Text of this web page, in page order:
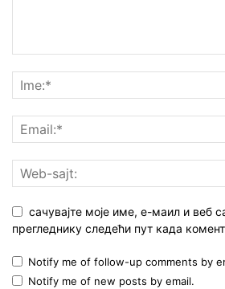
сачувајте моје име, е-маил и веб
прегледнику следећи пут када
Notify me of follow-up comments by
Notify me of new posts by email.